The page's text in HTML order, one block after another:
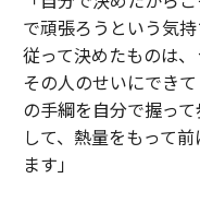
で頑張ろうという気
従って決めたものは
その人のせいにでき
の手綱を自分で握っ
して、熱量をもって
ます」